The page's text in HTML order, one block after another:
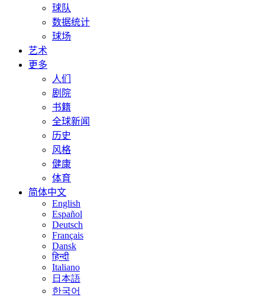
球队
数据统计
球场
艺术
更多
人们
剧院
书籍
全球新闻
历史
风格
健康
体育
简体中文
English
Español
Deutsch
Français
Dansk
हिन्दी
Italiano
日本語
한국어